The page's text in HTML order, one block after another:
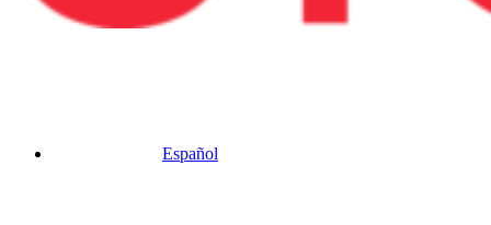
Español